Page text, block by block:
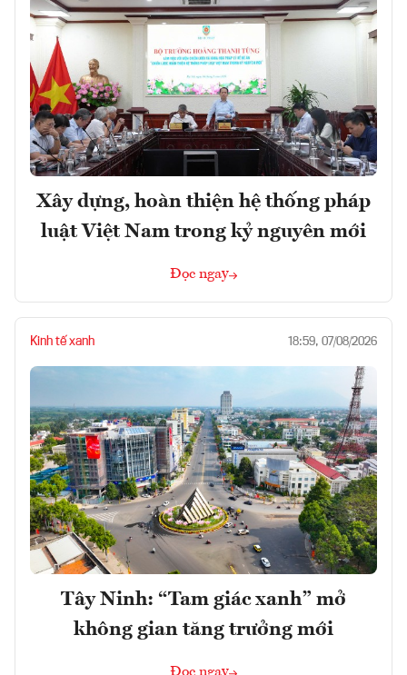
Xây dựng, hoàn thiện hệ thống pháp
luật Việt Nam trong kỷ nguyên mới
Đọc ngay
Kinh tế xanh 18:59, 07/08/2026
Tây Ninh: “Tam giác xanh” mở
không gian tăng trưởng mới